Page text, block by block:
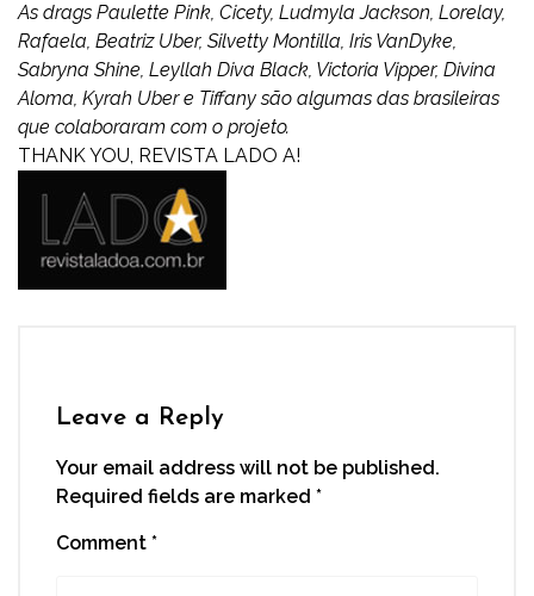
As drags Paulette Pink, Cicety, Ludmyla Jackson, Lorelay,
Rafaela, Beatriz Uber, Silvetty Montilla, Iris VanDyke,
Sabryna Shine, Leyllah Diva Black, Victoria Vipper, Divina
Aloma, Kyrah Uber e Tiffany são algumas das brasileiras
que colaboraram com o projeto.
THANK YOU, REVISTA LADO A!
Leave a Reply
Your email address will not be published.
Required fields are marked *
Comment *